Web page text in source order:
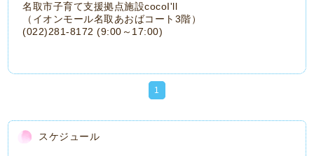
名取市子育て支援拠点施設cocoI'll
（イオンモール名取あおばコート3階）
(022)281-8172 (9:00～17:00)
1
スケジュール